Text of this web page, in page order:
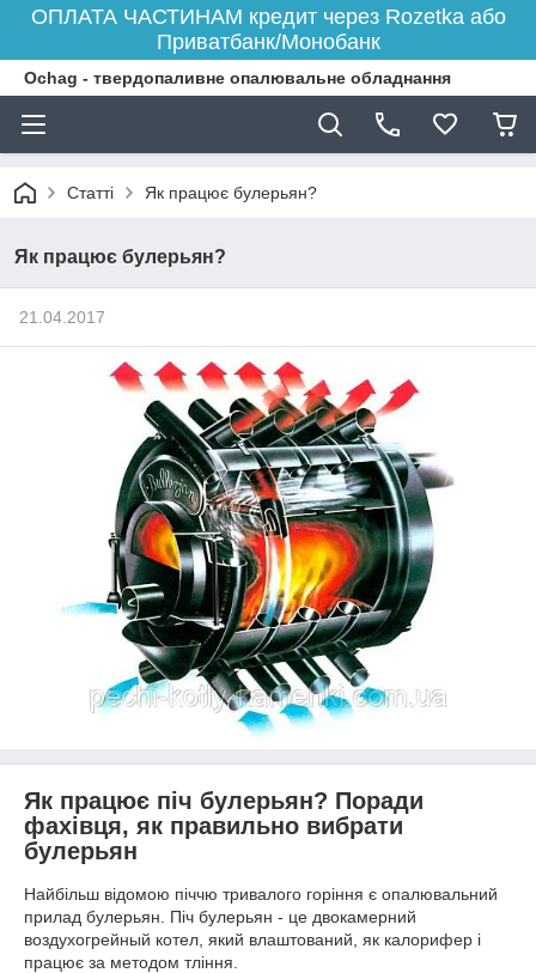
ОПЛАТА ЧАСТИНАМ кредит через Rozetka або
Приватбанк/Монобанк
Ochag - твердопаливне опалювальне обладнання
Статті Як працює булерьян?
Як працює булерьян?
21.04.2017
Як працює піч булерьян? Поради
фахівця, як правильно вибрати
булерьян
Найбільш відомою піччю тривалого горіння є опалювальний
прилад булерьян. Піч булерьян - це двокамерний
воздухогрейный котел, який влаштований, як калорифер і
працює за методом тління.